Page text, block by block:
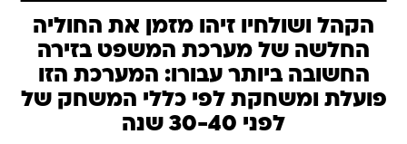
הקהל ושולחיו זיהו מזמן את החוליה
החלשה של מערכת המשפט בזירה
החשובה ביותר עבורו: המערכת הזו
פועלת ומשחקת לפי כללי המשחק של
לפני 30-40 שנה